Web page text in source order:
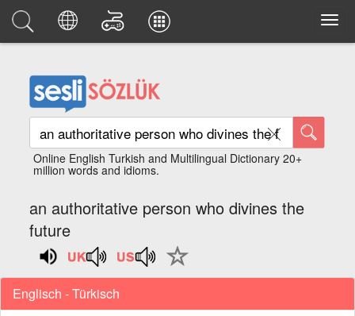
Online English Turkish and Multilingual Dictionary 20+
million words and idioms.
an authoritative person who divines the
future
Englisch - Türkisch